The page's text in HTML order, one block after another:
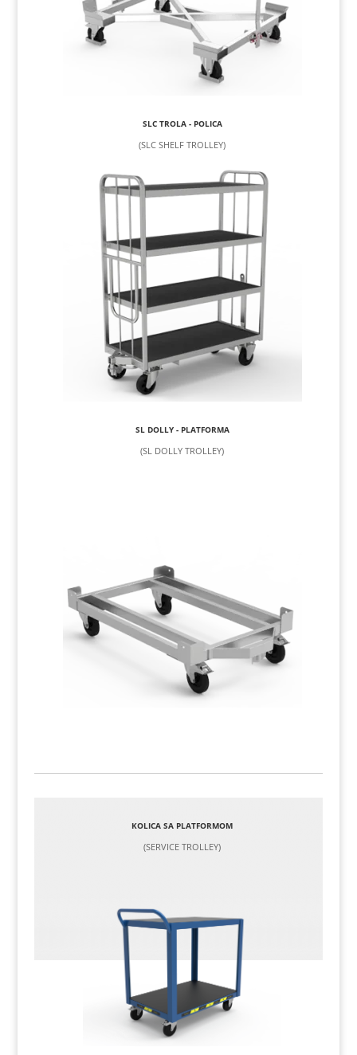
SLC TROLA - POLICA
(SLC SHELF TROLLEY)
SL DOLLY - PLATFORMA
(SL DOLLY TROLLEY)
KOLICA SA PLATFORMOM
(SERVICE TROLLEY)